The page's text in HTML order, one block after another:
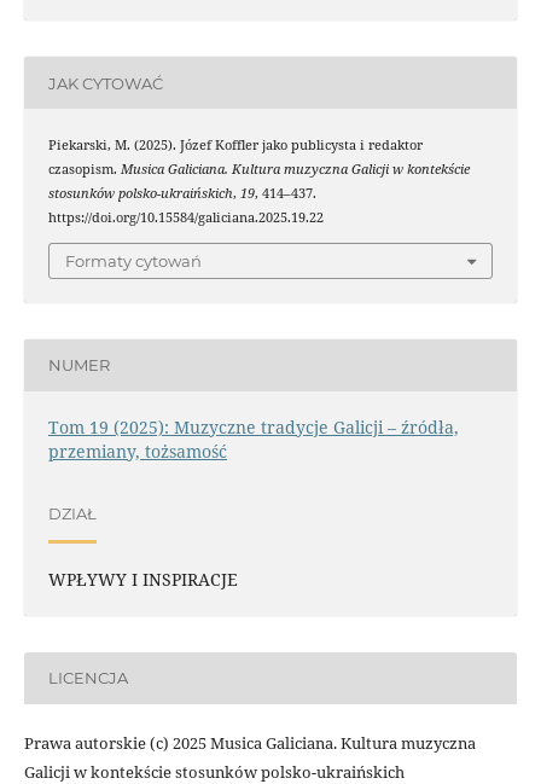
JAK CYTOWAĆ
Piekarski, M. (2025). Józef Koffler jako publicysta i redaktor
czasopism. Musica Galiciana. Kultura muzyczna Galicji w kontekście
stosunków polsko-ukraińskich, 19, 414–437.
https://doi.org/10.15584/galiciana.2025.19.22
Formaty cytowań
NUMER
Tom 19 (2025): Muzyczne tradycje Galicji – źródła,
przemiany, tożsamość
DZIAŁ
WPŁYWY I INSPIRACJE
LICENCJA
Prawa autorskie (c) 2025 Musica Galiciana. Kultura muzyczna
Galicji w kontekście stosunków polsko-ukraińskich